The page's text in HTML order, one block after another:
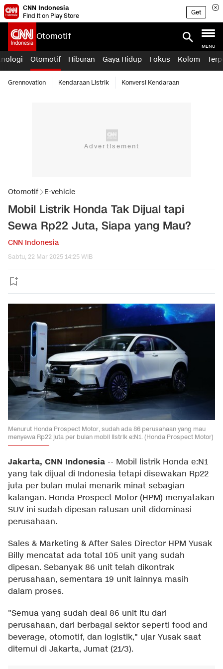
CNN Indonesia
Find it on Play Store
Get
Otomotif
MENU
Otomotif Hiburan Gaya Hidup Fokus Kolom
Grennovation Kendaraan Listrik Konversi Kendaraan
Otomotif E-vehicle
Mobil Listrik Honda Tak Dijual tapi
Sewa Rp22 Juta, Siapa yang Mau?
CNN Indonesia
Sabtu, 22 Mar 2025 14:25 WIB
Menurut Honda Prospect Motor, sudah ada 86 perusahaan yang mau
menyewa Rp22 juta per bulan mobil listrik e:N1. (Honda Prospect Motor)
Jakarta, CNN Indonesia -- Mobil listrik Honda e:N1
yang tak dijual di Indonesia tetapi disewakan Rp22
juta per bulan mulai menarik minat sebagian
kalangan. Honda Prospect Motor (HPM) menyatakan
SUV ini sudah dipesan ratusan unit didominasi
perusahaan.
Sales & Marketing & After Sales Director HPM Yusak
Billy mencatat ada total 105 unit yang sudah
dipesan. Sebanyak 86 unit telah dikontrak
perusahaan, sementara 19 unit lainnya masih
dalam proses.
"Semua yang sudah deal 86 unit itu dari
perusahaan, dari berbagai sektor seperti food and
beverage, otomotif, dan logistik," ujar Yusak saat
ditemui di Jakarta, Jumat (21/3).